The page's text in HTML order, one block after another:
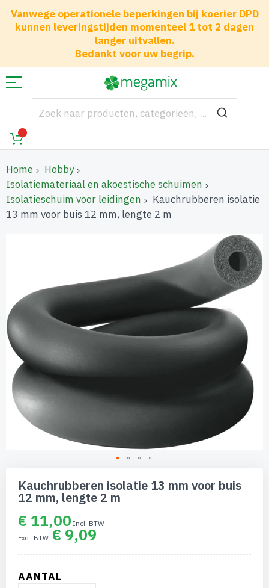
Vanwege operationele beperkingen bij koerier DPD
kunnen leveringstijden momenteel 1 tot 2 dagen
langer uitvallen.
Bedankt voor uw begrip.
Home
Hobby
Isolatiemateriaal en akoestische schuimen
Isolatieschuim voor leidingen
Kauchrubberen isolatie
13 mm voor buis 12 mm, lengte 2 m
afbeeldingen-
gallerij
naar
begin
afbeeldingen-
gallerij
Kauchrubberen isolatie 13 mm voor buis
12 mm, lengte 2 m
€ 11,00
€ 9,09
AANTAL